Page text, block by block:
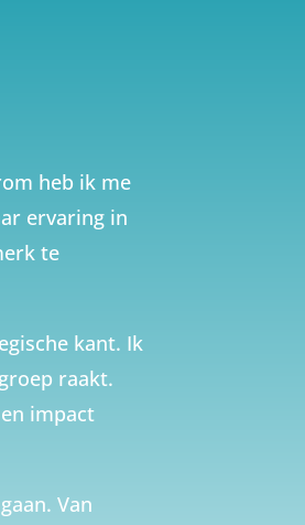
heb ik me
ervaring in
te
kant. Ik
raakt.
impact
Van